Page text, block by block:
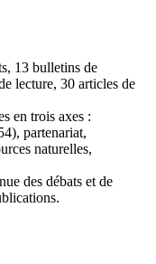
13 bulletins de
lecture, 30 articles de
en trois axes :
partenariat,
naturelles,
des débats et de